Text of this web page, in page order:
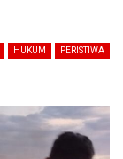
HUKUM PERISTIWA